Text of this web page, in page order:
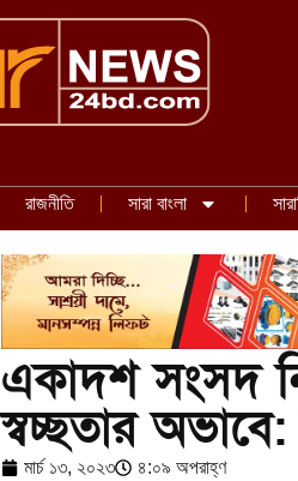
রাজনীতি সারা বাংলা
একাদশ সংসদ
স্বচ্ছতার
মার্চ ১৩, ২০২৩ ৪:০৯ অপরাহ্ণ